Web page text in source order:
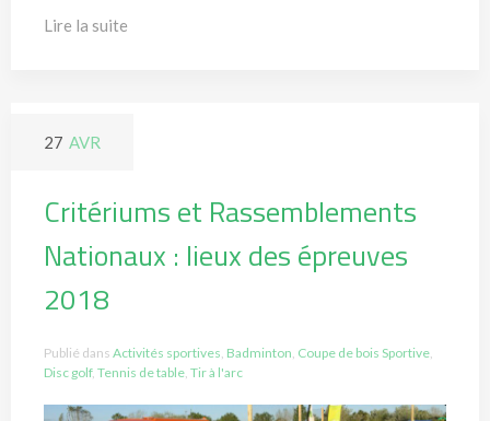
Lire la suite
27 AVR
Critériums et Rassemblements
Nationaux : lieux des épreuves
2018
Publié dans Activités sportives Badminton Coupe de bois Sportive
Disc golf, Tennis de table Tir à l'arc